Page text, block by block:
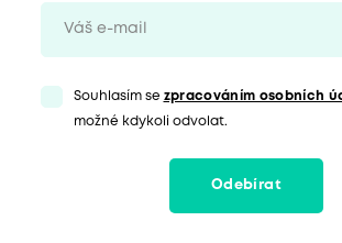
Souhlasím se zpracováním osobních
možné kdykoli odvolat.
Odebírat